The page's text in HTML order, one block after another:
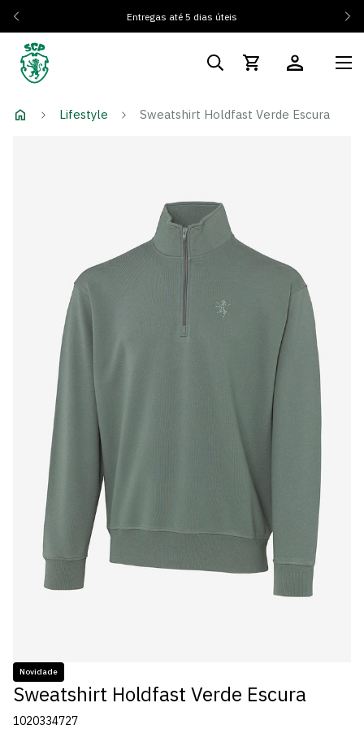
Entregas até 5 dias úteis
Lifestyle Sweatshirt Holdfast Verde Escura
Novidade
Sweatshirt Holdfast Verde Escura
1020334727